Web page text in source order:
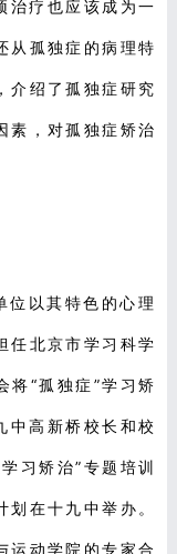
治疗也应该成为一
从孤独症的病理特
介绍了孤独症研究
素，对孤独症矫治
位以其特色的心理
任北京市学习科学
将“孤独症”学习矫
中高新桥校长和校
习矫治”专题培训
在十九中举办。
运动学院的专家合